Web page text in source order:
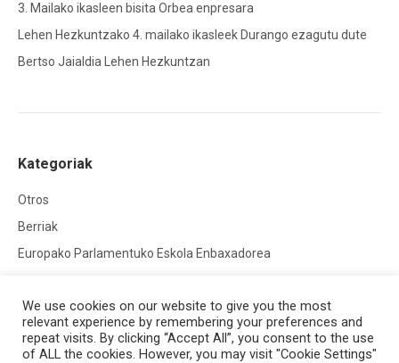
3. Mailako ikasleen bisita Orbea enpresara
Lehen Hezkuntzako 4. mailako ikasleek Durango ezagutu dute
Bertso Jaialdia Lehen Hezkuntzan
Kategoriak
Otros
Berriak
Europako Parlamentuko Eskola Enbaxadorea
We use cookies on our website to give you the most
relevant experience by remembering your preferences and
repeat visits. By clicking “Accept All”, you consent to the use
of ALL the cookies. However, you may visit "Cookie Settings"